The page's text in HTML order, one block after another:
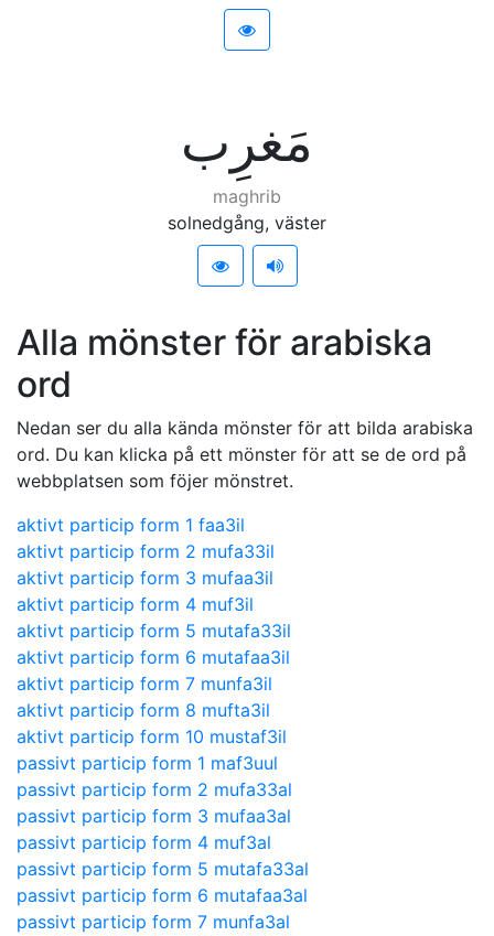
ﻣَﻐﺮِﺏ
maghrib
solnedgång, väster
Alla mönster för arabiska
ord
Nedan ser du alla kända mönster för att bilda arabiska
ord. Du kan klicka på ett mönster för att se de ord på
webbplatsen som föjer mönstret.
aktivt particip form 1 faa3il
aktivt particip form 2 mufa33il
aktivt particip form 3 mufaa3il
aktivt particip form 4 muf3il
aktivt particip form 5 mutafa33il
aktivt particip form 6 mutafaa3il
aktivt particip form 7 munfa3il
aktivt particip form 8 mufta3il
aktivt particip form 10 mustaf3il
passivt particip form 1 maf3uul
passivt particip form 2 mufa33al
passivt particip form 3 mufaa3al
passivt particip form 4 muf3al
passivt particip form 5 mutafa33al
passivt particip form 6 mutafaa3al
passivt particip form 7 munfa3al